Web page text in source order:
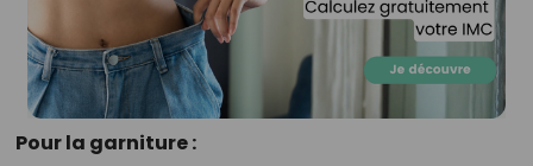
Pour la garniture :